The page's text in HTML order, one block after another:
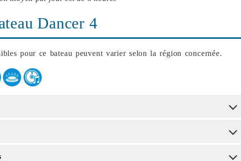
Dancer 4
pour ce bateau peuvent varier selon la région concernée.